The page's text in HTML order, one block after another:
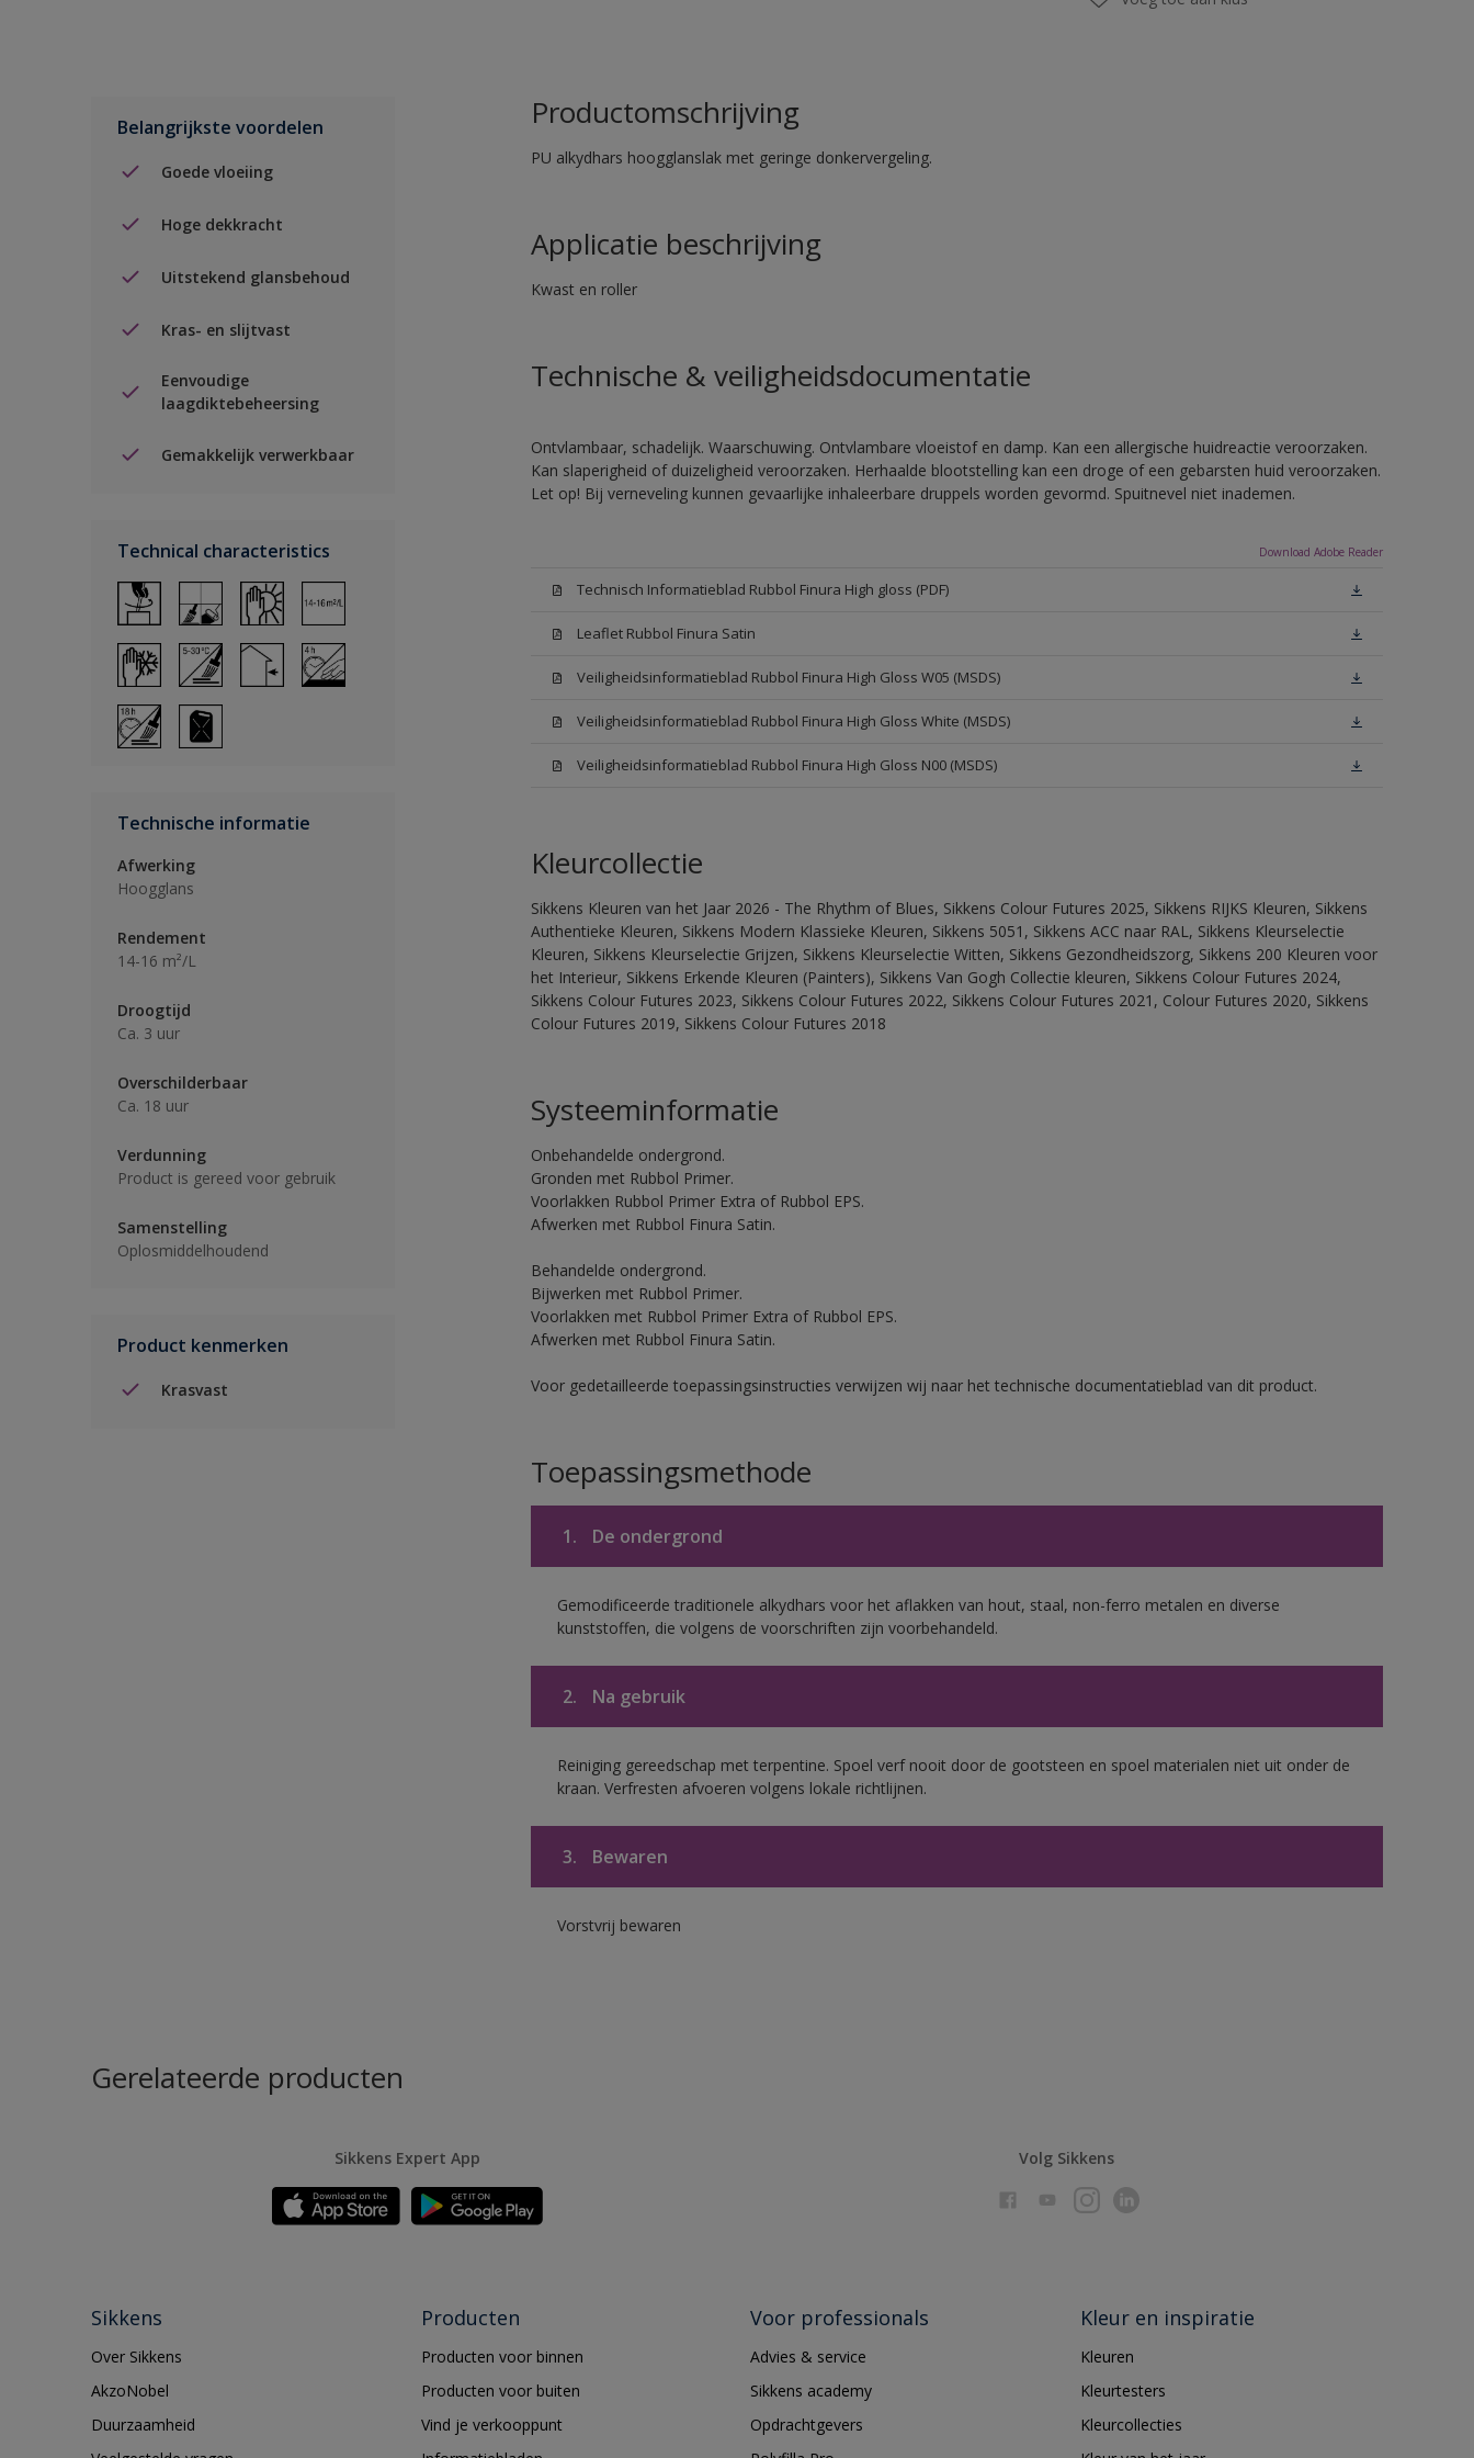
Belangrijkste voordelen
Goede vloeiing
Hoge dekkracht
Uitstekend glansbehoud
Kras- en slijtvast
Eenvoudige
laagdiktebeheersing
Gemakkelijk verwerkbaar
Technical characteristics
Technische informatie
Afwerking
Hoogglans
Rendement
14-16 m²/L
Droogtijd
Ca. 3 uur
Overschilderbaar
Ca. 18 uur
Verdunning
Product is gereed voor gebruik
Samenstelling
Oplosmiddelhoudend
Product kenmerken
Krasvast
Productomschrijving
PU alkydhars hoogglanslak met geringe donkervergeling.
Applicatie beschrijving
Kwast en roller
Technische & veiligheidsdocumentatie
Ontvlambaar, schadelijk. Waarschuwing. Ontvlambare vloeistof en damp. Kan een allergische huidreactie veroorzaken.
Kan slaperigheid of duizeligheid veroorzaken. Herhaalde blootstelling kan een droge of een gebarsten huid veroorzaken.
Let op! Bij verneveling kunnen gevaarlijke inhaleerbare druppels worden gevormd. Spuitnevel niet inademen.
Download Adobe Reader
Technisch Informatieblad Rubbol Finura High gloss (PDF)
Leaflet Rubbol Finura Satin
Veiligheidsinformatieblad Rubbol Finura High Gloss W05 (MSDS)
Veiligheidsinformatieblad Rubbol Finura High Gloss White (MSDS)
Veiligheidsinformatieblad Rubbol Finura High Gloss N00 (MSDS)
Kleurcollectie
Sikkens Kleuren van het Jaar 2026 - The Rhythm of Blues, Sikkens Colour Futures 2025, Sikkens RIJKS Kleuren, Sikkens
Authentieke Kleuren, Sikkens Modern Klassieke Kleuren, Sikkens 5051, Sikkens ACC naar RAL, Sikkens Kleurselectie
Kleuren, Sikkens Kleurselectie Grijzen, Sikkens Kleurselectie Witten, Sikkens Gezondheidszorg, Sikkens 200 Kleuren voor
het Interieur, Sikkens Erkende Kleuren (Painters), Sikkens Van Gogh Collectie kleuren, Sikkens Colour Futures 2024,
Sikkens Colour Futures 2023, Sikkens Colour Futures 2022, Sikkens Colour Futures 2021, Colour Futures 2020, Sikkens
Colour Futures 2019, Sikkens Colour Futures 2018
Systeeminformatie
Onbehandelde ondergrond.
Gronden met Rubbol Primer.
Voorlakken Rubbol Primer Extra of Rubbol EPS.
Afwerken met Rubbol Finura Satin.
Behandelde ondergrond.
Bijwerken met Rubbol Primer.
Voorlakken met Rubbol Primer Extra of Rubbol EPS.
Afwerken met Rubbol Finura Satin.
Voor gedetailleerde toepassingsinstructies verwijzen wij naar het technische documentatieblad van dit product.
Toepassingsmethode
1. De ondergrond
Gemodificeerde traditionele alkydhars voor het aflakken van hout, staal, non-ferro metalen en diverse
kunststoffen, die volgens de voorschriften zijn voorbehandeld.
2. Na gebruik
Reiniging gereedschap met terpentine. Spoel verf nooit door de gootsteen en spoel materialen niet uit onder de
kraan. Verfresten afvoeren volgens lokale richtlijnen.
3. Bewaren
Vorstvrij bewaren
Gerelateerde producten
Sikkens Expert App Volg Sikkens
Sikkens
Over Sikkens
AkzoNobel
Duurzaamheid
Producten
Producten voor binnen
Producten voor buiten
Vind je verkooppunt
Voor professionals
Advies & service
Sikkens academy
Opdrachtgevers
Kleur en inspiratie
Kleuren
Kleurtesters
Kleurcollecties